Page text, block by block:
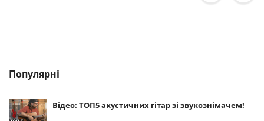
Популярні
Відео: ТОП5 акустичних гітар зі звукознімачем!